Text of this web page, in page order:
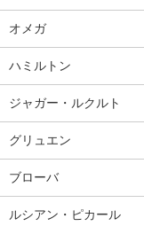
オメガ
ハミルトン
ジャガー・ルクルト
グリュエン
ブローバ
ルシアン・ピカール